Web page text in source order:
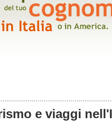
e viaggi